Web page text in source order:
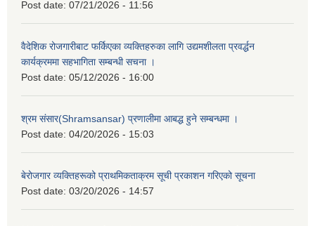
Post date: 07/21/2026 - 11:56
वैदेशिक रोजगारीबाट फर्किएका व्यक्तिहरुका लागि उद्यमशीलता प्रवर्द्धन
कार्यक्रममा सहभागिता सम्बन्धी सचना ।
Post date: 05/12/2026 - 16:00
श्रम संसार(Shramsansar) प्रणालीमा आबद्ध हुने सम्बन्धमा ।
Post date: 04/20/2026 - 15:03
बेरोजगार व्यक्तिहरूको प्राथमिकताक्रम सूची प्रकाशन गरिएको सूचना
Post date: 03/20/2026 - 14:57